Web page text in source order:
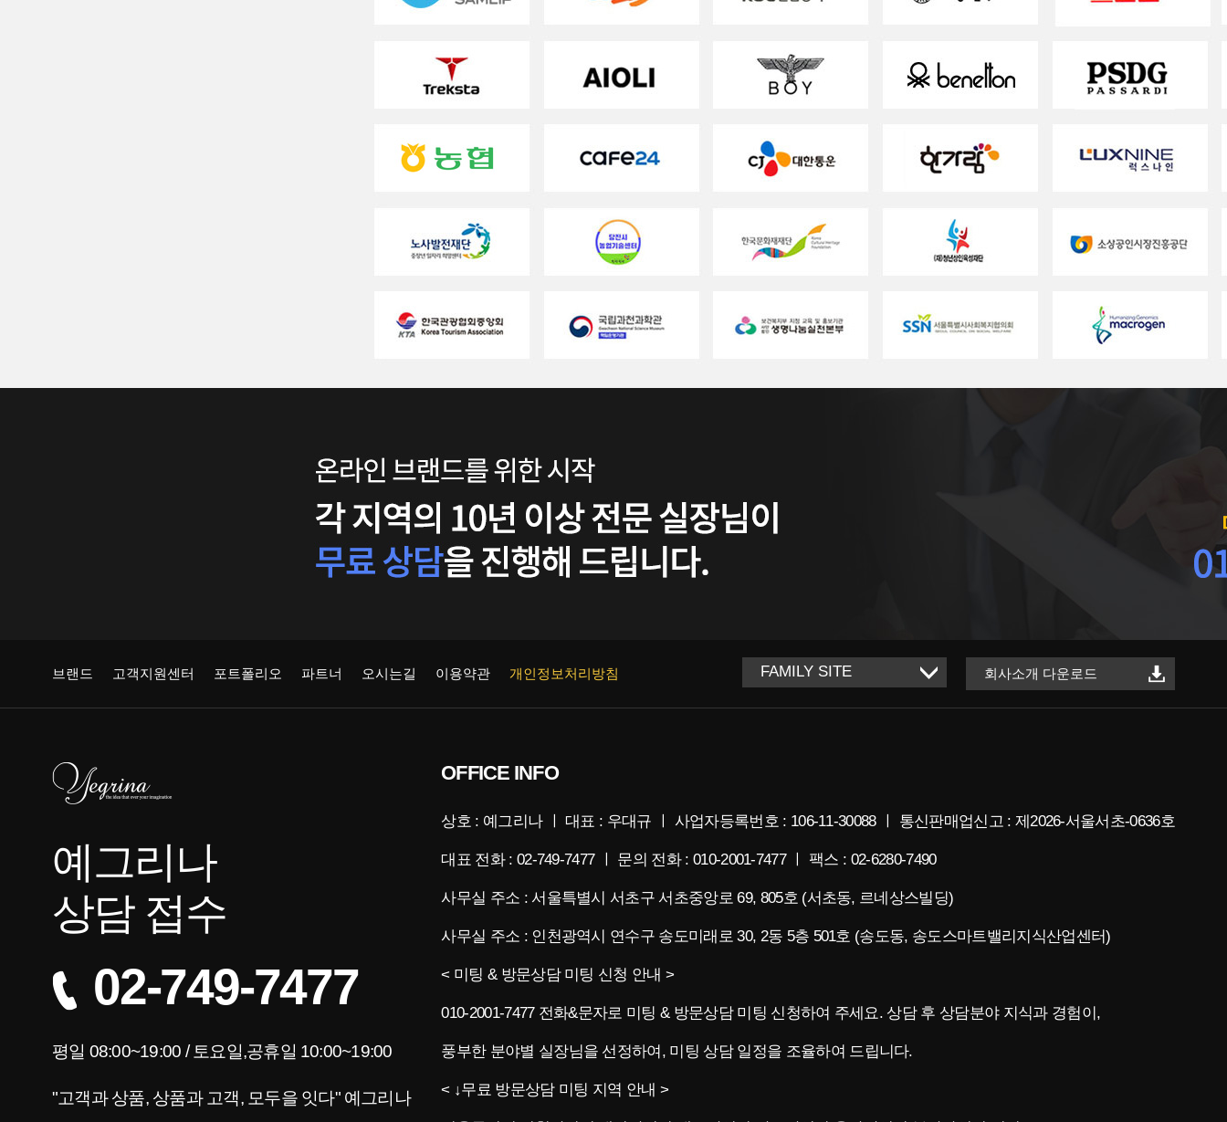
브랜드 고객지원센터 포트폴리오 파트너 오시는길 이용약관 개인정보처리방침 회사소개 다운로드
예그리나
상담 접수
02-749-7477
평일 08:00~19:00 / 토요일,공휴일 10:00~19:00
"고객과 상품, 상품과 고객, 모두을 잇다" 예그리나
OFFICE INFO
상호 : 예그리나 ㅣ 대표 : 우대규 ㅣ 사업자등록번호 : 106-11-30088 ㅣ 통신판매업신고 : 제2026-서울서초-0636호
대표 전화 : 02-749-7477 ㅣ 문의 전화 : 010-2001-7477 ㅣ 팩스 : 02-6280-7490
사무실 주소 : 서울특별시 서초구 서초중앙로 69, 805호 (서초동, 르네상스빌딩)
사무실 주소 : 인천광역시 연수구 송도미래로 30, 2동 5층 501호 (송도동, 송도스마트밸리지식산업센터)
< 미팅 & 방문상담 미팅 신청 안내 >
010-2001-7477 전화&문자로 미팅 & 방문상담 미팅 신청하여 주세요. 상담 후 상담분야 지식과 경험이,
풍부한 분야별 실장님을 선정하여, 미팅 상담 일정을 조율하여 드립니다.
< ↓무료 방문상담 미팅 지역 안내 >